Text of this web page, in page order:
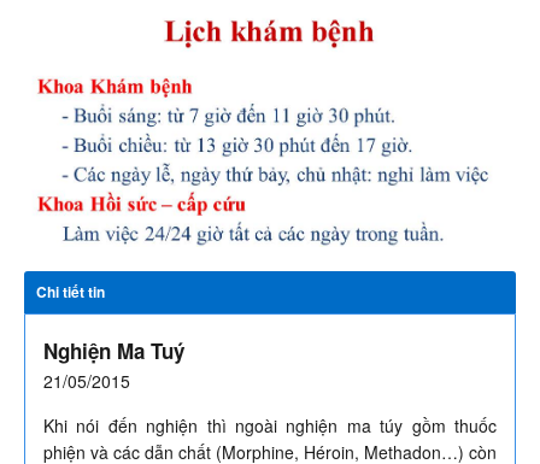
Chi tiết tin
Nghiện Ma Tuý
21/05/2015
​Khi nói đến nghiện thì ngoài nghiện ma túy gồm thuốc
phiện và các dẫn chất (Morphine, Héroin, Methadon…) còn